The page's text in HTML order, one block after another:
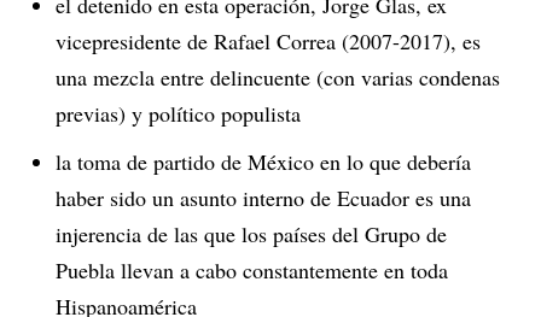
vicepresidente de Rafael Correa (2007-2017), es
una mezcla entre delincuente (con varias condenas
previas) y político populista
la toma de partido de México en lo que debería
haber sido un asunto interno de Ecuador es una
injerencia de las que los países del Grupo de
Puebla llevan a cabo constantemente en toda
Hispanoamérica